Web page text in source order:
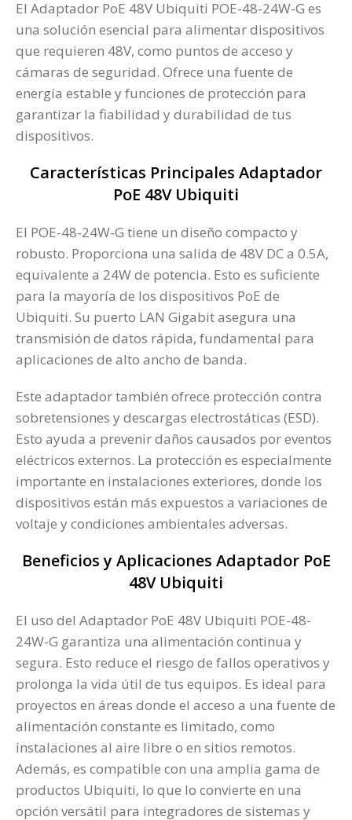
El Adaptador PoE 48V Ubiquiti POE-48-24W-G es
una solución esencial para alimentar dispositivos
que requieren 48V, como puntos de acceso y
cámaras de seguridad. Ofrece una fuente de
energía estable y funciones de protección para
garantizar la fiabilidad y durabilidad de tus
dispositivos.
Características Principales Adaptador
PoE 48V Ubiquiti
El POE-48-24W-G tiene un diseño compacto y
robusto. Proporciona una salida de 48V DC a 0.5A,
equivalente a 24W de potencia. Esto es suficiente
para la mayoría de los dispositivos PoE de
Ubiquiti. Su puerto LAN Gigabit asegura una
transmisión de datos rápida, fundamental para
aplicaciones de alto ancho de banda.
Este adaptador también ofrece protección contra
sobretensiones y descargas electrostáticas (ESD).
Esto ayuda a prevenir daños causados por eventos
eléctricos externos. La protección es especialmente
importante en instalaciones exteriores, donde los
dispositivos están más expuestos a variaciones de
voltaje y condiciones ambientales adversas.
Beneficios y Aplicaciones Adaptador PoE
48V Ubiquiti
El uso del Adaptador PoE 48V Ubiquiti POE-48-
24W-G garantiza una alimentación continua y
segura. Esto reduce el riesgo de fallos operativos y
prolonga la vida útil de tus equipos. Es ideal para
proyectos en áreas donde el acceso a una fuente de
alimentación constante es limitado, como
instalaciones al aire libre o en sitios remotos.
Además, es compatible con una amplia gama de
productos Ubiquiti, lo que lo convierte en una
opción versátil para integradores de sistemas y